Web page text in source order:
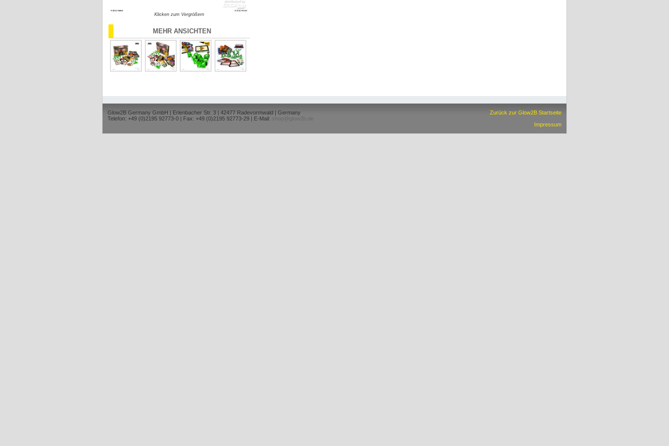
Klicken zum Vergrößern
MEHR ANSICHTEN
Glow2B Germany GmbH | Erlenbacher Str. 3 | 42477 Radevormwald | Germany
Telefon: +49 (0)2195 92773-0 | Fax: +49 (0)2195 92773-29 | E-Mail:
shop@glow2b.de
Zurück zur Glow2B Startseite
Impressum